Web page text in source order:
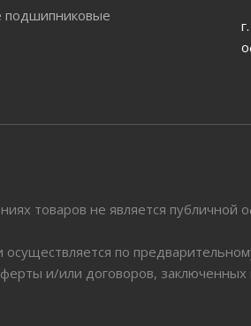
подшипниковые
товаров не является публичной
по
и/или договоров,